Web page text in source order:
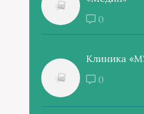
0
Клиника
0